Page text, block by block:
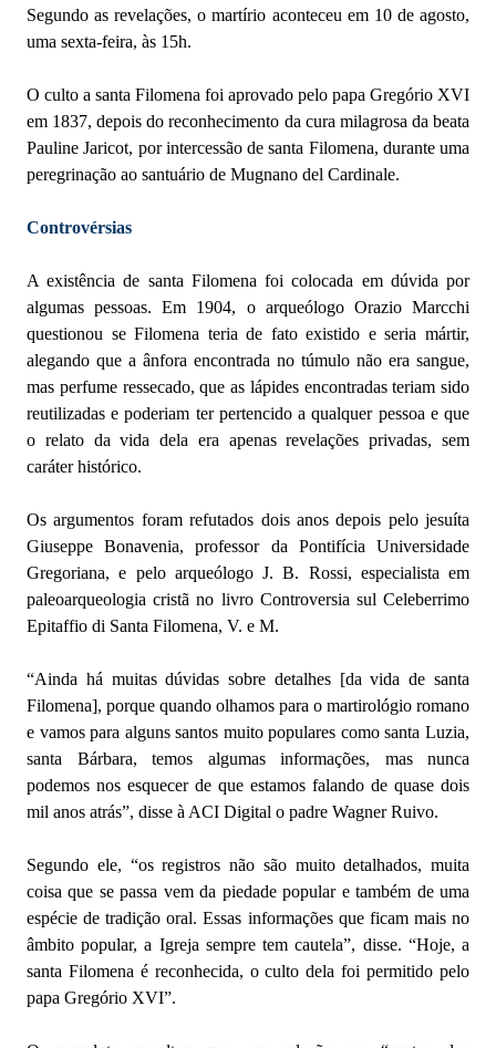
Segundo as revelações, o martírio aconteceu em 10 de agosto,
uma sexta-feira, às 15h.
O culto a santa Filomena foi aprovado pelo papa Gregório XVI
em 1837, depois do reconhecimento da cura milagrosa da beata
Pauline Jaricot, por intercessão de santa Filomena, durante uma
peregrinação ao santuário de Mugnano del Cardinale.
Controvérsias
A existência de santa Filomena foi colocada em dúvida por
algumas pessoas. Em 1904, o arqueólogo Orazio Marcchi
questionou se Filomena teria de fato existido e seria mártir,
alegando que a ânfora encontrada no túmulo não era sangue,
mas perfume ressecado, que as lápides encontradas teriam sido
reutilizadas e poderiam ter pertencido a qualquer pessoa e que
o relato da vida dela era apenas revelações privadas, sem
caráter histórico.
Os argumentos foram refutados dois anos depois pelo jesuíta
Giuseppe Bonavenia, professor da Pontifícia Universidade
Gregoriana, e pelo arqueólogo J. B. Rossi, especialista em
paleoarqueologia cristã no livro Controversia sul Celeberrimo
Epitaffio di Santa Filomena, V. e M.
“Ainda há muitas dúvidas sobre detalhes [da vida de santa
Filomena], porque quando olhamos para o martirológio romano
e vamos para alguns santos muito populares como santa Luzia,
santa Bárbara, temos algumas informações, mas nunca
podemos nos esquecer de que estamos falando de quase dois
mil anos atrás”, disse à ACI Digital o padre Wagner Ruivo.
Segundo ele, “os registros não são muito detalhados, muita
coisa que se passa vem da piedade popular e também de uma
espécie de tradição oral. Essas informações que ficam mais no
âmbito popular, a Igreja sempre tem cautela”, disse. “Hoje, a
santa Filomena é reconhecida, o culto dela foi permitido pelo
papa Gregório XVI”.